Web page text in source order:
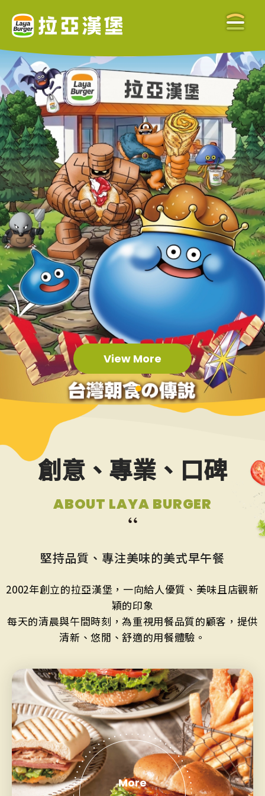
關於拉亞
ABOUT US
美味餐點
MENU
門市查詢
STORE
最新消息
NEWS
食品保證
CERTIFICATE
加盟夥伴專區
FRANCHISE
索取加盟計畫
CONTACT US
加入拉亞
加盟專線：0800-268-998
View More
創意、專業、口碑
ABOUT LAYA BURGER
堅持品質、專注美味的美式早午餐
2002年創立的拉亞漢堡，一向給人優質、美味且店觀新
穎的印象
每天的清晨與午間時刻，為重視用餐品質的顧客，提供
清新、悠閒、舒適的用餐體驗。
More